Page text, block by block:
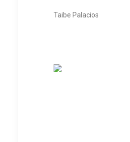
Taibe Palacios